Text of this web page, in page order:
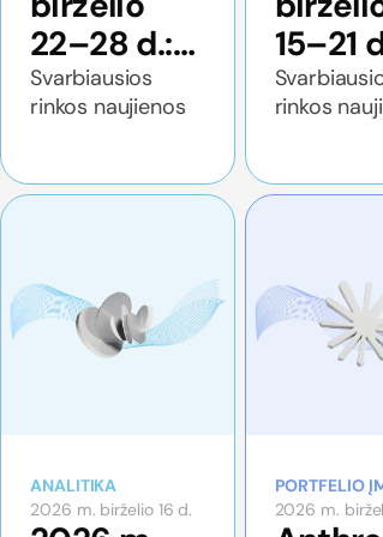
22–28 d.:
Savaitės
ekonominė
Svarbiausios
rinkos naujienos
15–21
rinkos
ANALITIKA
2026 m. birželio 16 d.
PORTFELIO
2026 m.